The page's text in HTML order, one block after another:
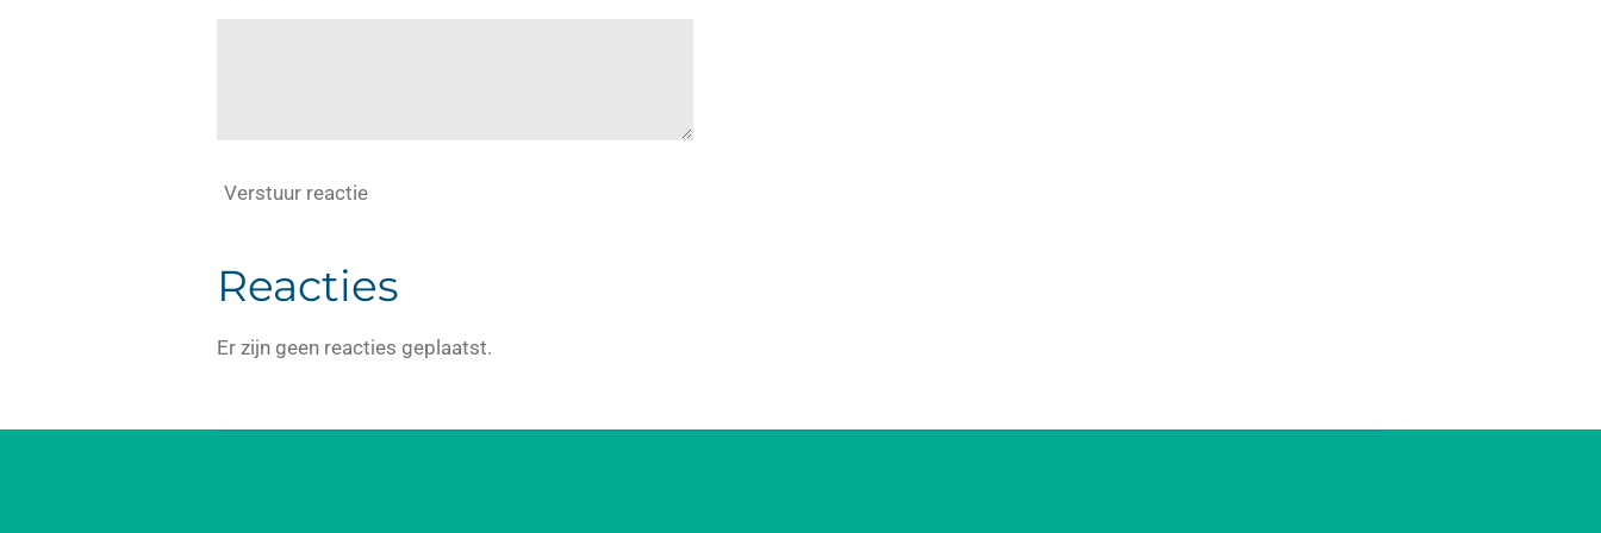
Verstuur reactie
Reacties
Er zijn geen reacties geplaatst.